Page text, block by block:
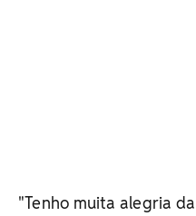
"Tenho muita alegria